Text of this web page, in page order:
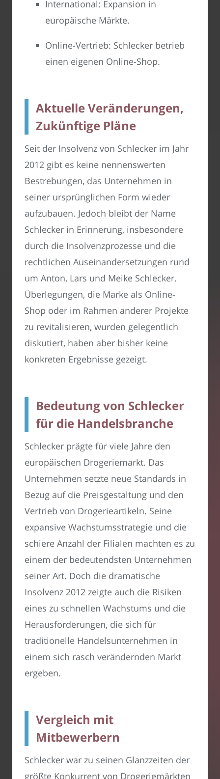
International: Expansion in
europäische Märkte.
Online-Vertrieb: Schlecker betrieb
einen eigenen Online-Shop.
Aktuelle Veränderungen,
Zukünftige Pläne
Seit der Insolvenz von Schlecker im Jahr
2012 gibt es keine nennenswerten
Bestrebungen, das Unternehmen in
seiner ursprünglichen Form wieder
aufzubauen. Jedoch bleibt der Name
Schlecker in Erinnerung, insbesondere
durch die Insolvenzprozesse und die
rechtlichen Auseinandersetzungen rund
um Anton, Lars und Meike Schlecker.
Überlegungen, die Marke als Online-
Shop oder im Rahmen anderer Projekte
zu revitalisieren, wurden gelegentlich
diskutiert, haben aber bisher keine
konkreten Ergebnisse gezeigt.
Bedeutung von Schlecker
für die Handelsbranche
Schlecker prägte für viele Jahre den
europäischen Drogeriemarkt. Das
Unternehmen setzte neue Standards in
Bezug auf die Preisgestaltung und den
Vertrieb von Drogerieartikeln. Seine
expansive Wachstumsstrategie und die
schiere Anzahl der Filialen machten es zu
einem der bedeutendsten Unternehmen
seiner Art. Doch die dramatische
Insolvenz 2012 zeigte auch die Risiken
eines zu schnellen Wachstums und die
Herausforderungen, die sich für
traditionelle Handelsunternehmen in
einem sich rasch verändernden Markt
ergeben.
Vergleich mit
Mitbewerbern
Schlecker war zu seinen Glanzzeiten der
größte Konkurrent von Drogeriemärkten